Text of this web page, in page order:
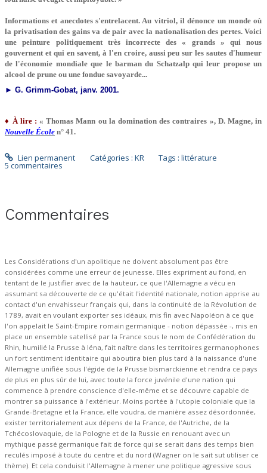
Informations et anecdotes s'entrelacent. Au vitriol, il dénonce un monde où
la privatisation des gains va de pair avec la nationalisation des pertes. Voici
une peinture politiquement très incorrecte des « grands » qui nous
gouvernent et qui en savent, à l'en croire, aussi peu sur les sautes d'humeur
de l'économie mondiale que le barman du Schatzalp qui leur propose un
alcool de prune ou une fondue savoyarde...
►G. Grimm-Gobat, janv. 2001.
♦ À lire : « Thomas Mann ou la domination des contraires », D. Magne, in
Nouvelle École n° 41.
Lien permanent Catégories : KR Tags :littérature
5 commentaires
Commentaires
Les Considérations d'un apolitique ne doivent absolument pas être
considérées comme une erreur de jeunesse. Elles expriment au fond, en
tentant de le justifier avec de la hauteur, ce que l'Allemagne a vécu en
assumant sa découverte de ce qu'était l'identité nationale, notion apprise au
contact d'un envahisseur français qui, dans la continuité de la Révolution de
1789, avait en voulant exporter ses idéaux, mis fin avec Napoléon à ce que
l'on appelait le Saint-Empire romain germanique - notion dépassée -, mis en
place un ensemble satellisé par la France sous le nom de Confédération du
Rhin, humilié la Prusse à Iéna, fait naître dans les territoires germanophones
un fort sentiment identitaire qui aboutira bien plus tard à la naissance d'une
Allemagne unifiée sous l'égide de la Prusse bismarckienne et rendra ce pays
de plus en plus sûr de lui, avec toute la force juvénile d'une nation qui
commence à prendre conscience d'elle-même et se découvre capable de
montrer sa puissance à l'extérieur. Moins portée à l'utopie coloniale que la
Grande-Bretagne et la France, elle voudra, de manière assez désordonnée,
exister territorialement aux dépens de la France, de l'Autriche, de la
Tchécoslovaquie, de la Pologne et de la Russie en renouant avec un
mythique passé germanique fait de force qui se serait dans des temps bien
reculés imposé à toute du centre et du nord (Wagner on le sait sut utiliser ce
thème). Et cela conduisit l'Allemagne à mener une politique agressive sous